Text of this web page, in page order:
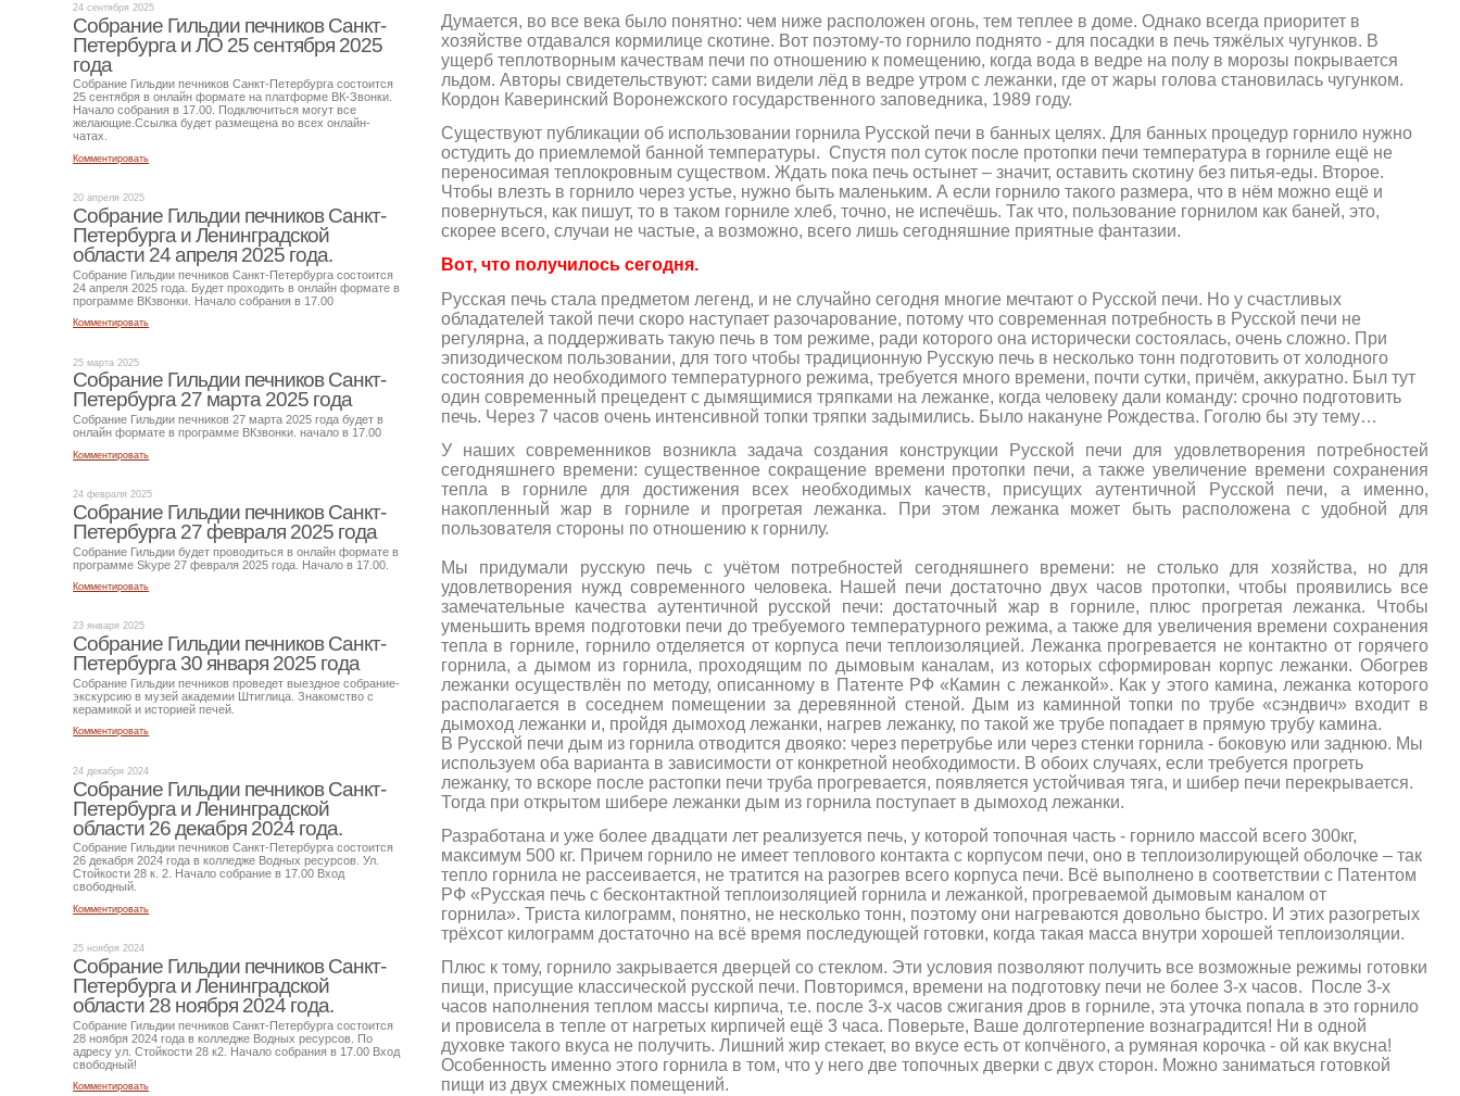
Думается, во все века было понятно: чем ниже расположен огонь, тем теплее в доме. Однако всегда приоритет в
хозяйстве отдавался кормилице скотине. Вот поэтому-то горнило поднято - для посадки в печь тяжёлых чугунков. В
ущерб теплотворным качествам печи по отношению к помещению, когда вода в ведре на полу в морозы покрывается
льдом. Авторы свидетельствуют: сами видели лёд в ведре утром с лежанки, где от жары голова становилась чугунком.
Кордон Каверинский Воронежского государственного заповедника, 1989 году.
Существуют публикации об использовании горнила Русской печи в банных целях. Для банных процедур горнило нужно
остудить до приемлемой банной температуры. Спустя пол суток после протопки печи температура в горниле ещё не
переносимая теплокровным существом. Ждать пока печь остынет – значит, оставить скотину без питья-еды. Второе.
Чтобы влезть в горнило через устье, нужно быть маленьким. А если горнило такого размера, что в нём можно ещё и
повернуться, как пишут, то в таком горниле хлеб, точно, не испечёшь. Так что, пользование горнилом как баней, это,
скорее всего, случаи не частые, а возможно, всего лишь сегодняшние приятные фантазии.
Вот, что получилось сегодня.
Русская печь стала предметом легенд, и не случайно сегодня многие мечтают о Русской печи. Но у счастливых
обладателей такой печи скоро наступает разочарование, потому что современная потребность в Русской печи не
регулярна, а поддерживать такую печь в том режиме, ради которого она исторически состоялась, очень сложно. При
эпизодическом пользовании, для того чтобы традиционную Русскую печь в несколько тонн подготовить от холодного
состояния до необходимого температурного режима, требуется много времени, почти сутки, причём, аккуратно. Был тут
один современный прецедент с дымящимися тряпками на лежанке, когда человеку дали команду: срочно подготовить
печь. Через 7 часов очень интенсивной топки тряпки задымились. Было накануне Рождества. Гоголю бы эту тему…
У наших современников возникла задача
создания конструкции Русской печи для удовлетворения потребностей
сегодняшнего времени: существенное сокращение времени протопки печи, а также увеличение времени сохранения
тепла в горниле для достижения всех необходимых качеств, присущих аутентичной Русской печи, а именно,
накопленный жар в горниле и прогретая лежанка. При этом лежанка может быть расположена с удобной для
пользователя стороны по отношению к горнилу.
Мы придумали русскую печь с учётом потребностей сегодняшнего времени: не столько для хозяйства, но для
удовлетворения нужд современного человека. Нашей печи достаточно двух часов протопки, чтобы проявились все
замечательные качества аутентичной русской печи: достаточный жар в горниле, плюс прогретая лежанка. Чтобы
уменьшить время подготовки печи до требуемого температурного режима, а также для увеличения времени сохранения
тепла в горниле, горнило отделяется от корпуса печи теплоизоляцией. Лежанка прогревается не контактно от горячего
горнила, а дымом из горнила, проходящим по дымовым каналам, из которых сформирован корпус лежанки. Обогрев
лежанки осуществлён по методу, описанному в Патенте РФ «Камин с лежанкой». Как у этого камина, лежанка которого
располагается в соседнем помещении за деревянной стеной. Дым из каминной топки по трубе «сэндвич» входит в
дымоход лежанки и, пройдя дымоход лежанки, нагрев лежанку, по такой же трубе попадает в прямую трубу камина.
В Русской печи дым из горнила отводится двояко: через перетрубье или через стенки горнила - боковую или заднюю. Мы
используем оба варианта в зависимости от конкретной необходимости. В обоих случаях, если требуется прогреть
лежанку, то вскоре после растопки печи труба прогревается, появляется устойчивая тяга, и шибер печи перекрывается.
Тогда при открытом шибере лежанки дым из горнила поступает в дымоход лежанки.
Разработана и уже более двадцати лет реализуется печь, у которой топочная часть - горнило массой всего 300кг,
максимум 500 кг. Причем горнило не имеет теплового контакта с корпусом печи, оно в теплоизолирующей оболочке – так
тепло горнила не рассеивается, не тратится на разогрев всего корпуса печи. Всё выполнено в соответствии с Патентом
РФ «Русская печь с бесконтактной теплоизоляцией горнила и лежанкой, прогреваемой дымовым каналом от
горнила». Триста килограмм, понятно, не несколько тонн, поэтому они нагреваются довольно быстро. И этих разогретых
трёхсот килограмм достаточно на всё время последующей готовки, когда такая масса внутри хорошей теплоизоляции.
Плюс к тому, горнило закрывается дверцей со стеклом. Эти условия позволяют получить все возможные режимы готовки
пищи, присущие классической русской печи. Повторимся, времени на подготовку печи не более 3-х часов. После 3-х
часов наполнения теплом массы кирпича, т.е. после 3-х часов сжигания дров в горниле, эта уточка попала в это горнило
и провисела в тепле от нагретых кирпичей ещё 3 часа. Поверьте, Ваше долготерпение вознаградится! Ни в одной
духовке такого вкуса не получить. Лишний жир стекает, во вкусе есть от копчёного, а румяная корочка - ой как вкусна!
Особенность именно этого горнила в том, что у него две топочных дверки с двух сторон. Можно заниматься готовкой
пищи из двух смежных помещений.
24 сентября 2025
Собрание Гильдии печников Санкт-
Петербурга и ЛО 25 сентября 2025
года
Собрание Гильдии печников Санкт-Петербурга состоится
25 сентября в онлайн формате на платформе ВК-Звонки.
Начало собрания в 17.00. Подключиться могут все
желающие.Ссылка будет размещена во всех онлайн-
чатах.
Комментировать
20 апреля 2025
Собрание Гильдии печников Санкт-
Петербурга и Ленинградской
области 24 апреля 2025 года.
Собрание Гильдии печников Санкт-Петербурга состоится
24 апреля 2025 года. Будет проходить в онлайн формате в
программе ВКзвонки. Начало собрания в 17.00
Комментировать
25 марта 2025
Собрание Гильдии печников Санкт-
Петербурга 27 марта 2025 года
Собрание Гильдии печников 27 марта 2025 года будет в
онлайн формате в программе ВКзвонки. начало в 17.00
Комментировать
24 февраля 2025
Собрание Гильдии печников Санкт-
Петербурга 27 февраля 2025 года
Собрание Гильдии будет проводиться в онлайн формате в
программе Skype 27 февраля 2025 года. Начало в 17.00.
Комментировать
23 января 2025
Собрание Гильдии печников Санкт-
Петербурга 30 января 2025 года
Собрание Гильдии печников проведет выездное собрание-
экскурсию в музей академии Штиглица. Знакомство с
керамикой и историей печей.
Комментировать
24 декабря 2024
Собрание Гильдии печников Санкт-
Петербурга и Ленинградской
области 26 декабря 2024 года.
Собрание Гильдии печников Санкт-Петербурга состоится
26 декабря 2024 года в колледже Водных ресурсов. Ул.
Стойкости 28 к. 2. Начало собрание в 17.00 Вход
свободный.
Комментировать
25 ноября 2024
Собрание Гильдии печников Санкт-
Петербурга и Ленинградской
области 28 ноября 2024 года.
Собрание Гильдии печников Санкт-Петербурга состоится
28 ноября 2024 года в колледже Водных ресурсов. По
адресу ул. Стойкости 28 к2. Начало собрания в 17.00 Вход
свободный!
Комментировать